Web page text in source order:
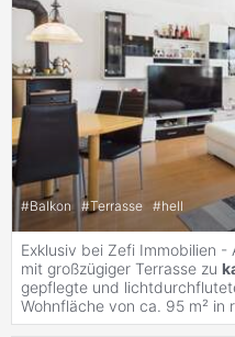
#Balkon #Terrasse #hell
Exklusiv bei Zefi Immobilien
mit großzügiger Terrasse zu
gepflegte und
Wohnfläche von ca. 95 m² in